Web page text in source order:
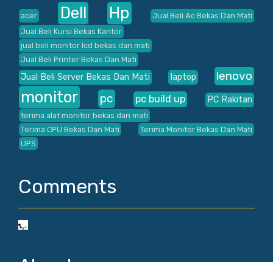
acer Dell Hp
Jual Beli Ac Bekas Dan Mati
Jual Beli Kursi Bekas Kantor
jual beli monitor lcd bekas dan mati
Jual Beli Printer Bekas Dan Mati
Jual Beli Server Bekas Dan Mati laptop lenovo
monitor pc pc build up PC Rakitan
terima alat monitor bekas dan mati
Terima CPU Bekas Dan Mati
Terima Monitor Bekas Dan Mati
UPS
Comments